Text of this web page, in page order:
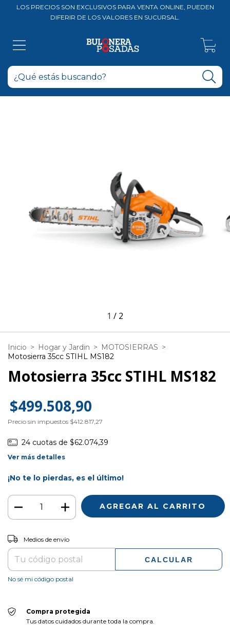
LOS PRECIOS SON EXCLUSIVOS PARA VENTA ONLINE, PUEDEN
DIFERIR DE LOS VALORES EN SUCURSAL.
1 / 2
Inicio > Hogar y Jardin > MOTOSIERRAS >
Motosierra 35cc STIHL MS182
Motosierra 35cc STIHL MS182
$499.508,90
Precio sin impuestos $412.817,27
24 cuotas de $62.074,39
Ver más detalles
¡No te lo pierdas, es el último!
Entregas para el CP:
Medios de envío
CALCULAR
No sé mi código postal
Compra protegida
Tus datos cuidados durante toda la compra.